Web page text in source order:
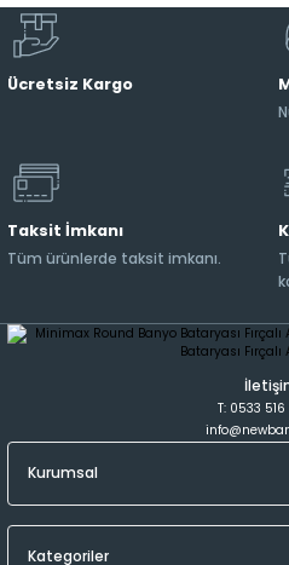
Ücretsiz Kargo
Taksit İmkanı
Tüm ürünlerde taksit imkanı.
T: 0533
Kurumsal
Kategoriler